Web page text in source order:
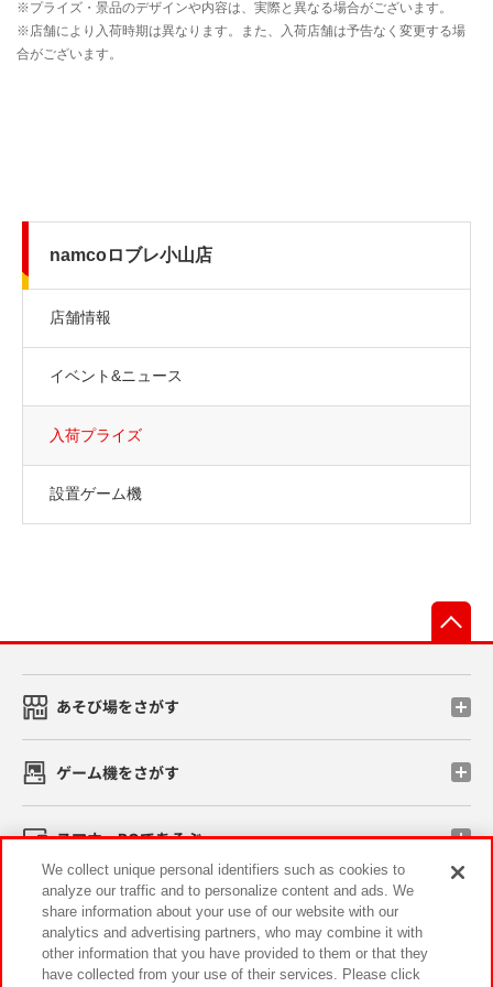
namcoロブレ小山店
店舗情報
イベント&ニュース
入荷プライズ
設置ゲーム機
あそび場をさがす
ゲーム機をさがす
スマホ・PCであそぶ
イベント・キャンペーン
We collect unique personal identifiers such as cookies to
analyze our traffic and to personalize content and ads. We
share information about your use of our website with our
analytics and advertising partners, who may combine it with
other information that you have provided to them or that they
have collected from your use of their services. Please click